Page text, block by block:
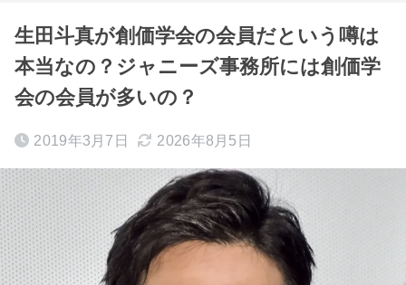
生田斗真が創価学会の会員だという噂は
本当なの？ジャニーズ事務所には創価学
会の会員が多いの？
2019年3月7日 2026年8月5日